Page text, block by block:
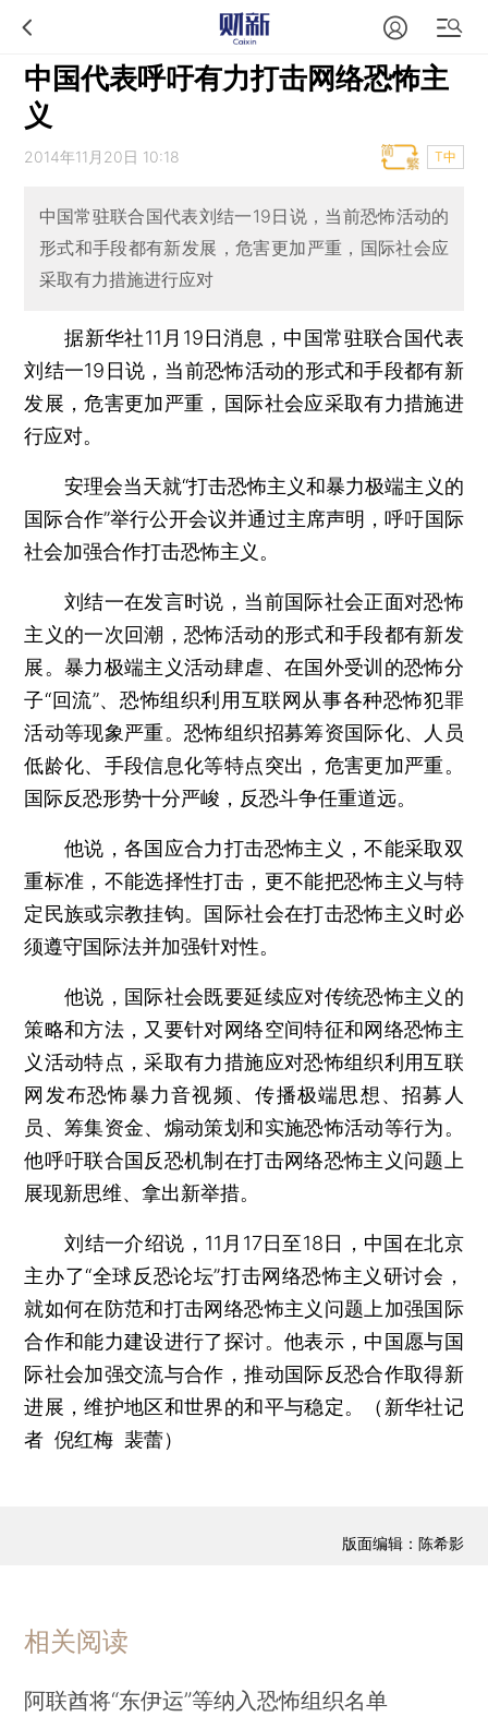
中国代表呼吁有力打击网络恐怖主
义
2014年11月20日 10:18 T中
中国常驻联合国代表刘结一19日说，当前恐怖活动的
形式和手段都有新发展，危害更加严重，国际社会应
采取有力措施进行应对
据新华社11月19日消息，中国常驻联合国代表
刘结一19日说，当前恐怖活动的形式和手段都有新
发展，危害更加严重，国际社会应采取有力措施进
行应对。
安理会当天就“打击恐怖主义和暴力极端主义的
国际合作”举行公开会议并通过主席声明，呼吁国际
社会加强合作打击恐怖主义。
刘结一在发言时说，当前国际社会正面对恐怖
主义的一次回潮，恐怖活动的形式和手段都有新发
展。暴力极端主义活动肆虐、在国外受训的恐怖分
子“回流”、恐怖组织利用互联网从事各种恐怖犯罪
活动等现象严重。恐怖组织招募筹资国际化、人员
低龄化、手段信息化等特点突出，危害更加严重。
国际反恐形势十分严峻，反恐斗争任重道远。
他说，各国应合力打击恐怖主义，不能采取双
重标准，不能选择性打击，更不能把恐怖主义与特
定民族或宗教挂钩。国际社会在打击恐怖主义时必
须遵守国际法并加强针对性。
他说，国际社会既要延续应对传统恐怖主义的
策略和方法，又要针对网络空间特征和网络恐怖主
义活动特点，采取有力措施应对恐怖组织利用互联
网发布恐怖暴力音视频、传播极端思想、招募人
员、筹集资金、煽动策划和实施恐怖活动等行为。
他呼吁联合国反恐机制在打击网络恐怖主义问题上
展现新思维、拿出新举措。
刘结一介绍说，11月17日至18日，中国在北京
主办了“全球反恐论坛”打击网络恐怖主义研讨会，
就如何在防范和打击网络恐怖主义问题上加强国际
合作和能力建设进行了探讨。他表示，中国愿与国
际社会加强交流与合作，推动国际反恐合作取得新
进展，维护地区和世界的和平与稳定。（新华社记
者 倪红梅 裴蕾）
版面编辑：陈希影
相关阅读
阿联酋将“东伊运”等纳入恐怖组织名单